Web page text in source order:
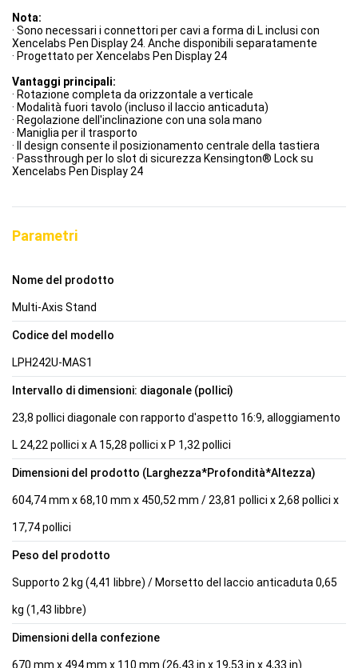
Nota:
· Sono necessari i connettori per cavi a forma di L inclusi con
Xencelabs Pen Display 24. Anche disponibili separatamente
· Progettato per Xencelabs Pen Display 24
Vantaggi principali:
· Rotazione completa da orizzontale a verticale
· Modalità fuori tavolo (incluso il laccio anticaduta)
· Regolazione dell'inclinazione con una sola mano
· Maniglia per il trasporto
· Il design consente il posizionamento centrale della tastiera
· Passthrough per lo slot di sicurezza Kensington® Lock su
Xencelabs Pen Display 24
Parametri
Nome del prodotto
Multi-Axis Stand
Codice del modello
LPH242U-MAS1
Intervallo di dimensioni: diagonale (pollici)
23,8 pollici diagonale con rapporto d'aspetto 16:9, alloggiamento
L 24,22 pollici x A 15,28 pollici x P 1,32 pollici
Dimensioni del prodotto (Larghezza*Profondità*Altezza)
604,74 mm x 68,10 mm x 450,52 mm / 23,81 pollici x 2,68 pollici x
17,74 pollici
Peso del prodotto
Supporto 2 kg (4,41 libbre) / Morsetto del laccio anticaduta 0,65
kg (1,43 libbre)
Dimensioni della confezione
670 mm x 494 mm x 110 mm (26,43 in x 19,53 in x 4,33 in)